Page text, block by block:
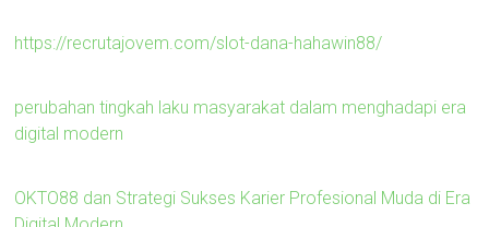
https://recrutajovem.com/slot-dana-hahawin88/
perubahan tingkah laku masyarakat dalam menghadapi era
digital modern
OKTO88 dan Strategi Sukses Karier Profesional Muda di Era